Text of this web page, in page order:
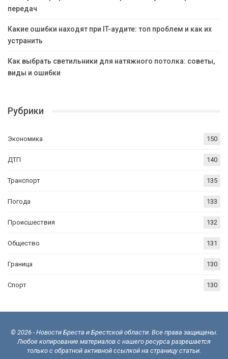
передач
Какие ошибки находят при IT-аудите: топ проблем и как их
устранить
Как выбрать светильники для натяжного потолка: советы,
виды и ошибки
Рубрики
Экономика 150
ДТП 140
Транспорт 135
Погода 133
Происшествия 132
Общество 131
Граница 130
Спорт 130
© 2026 - Новости Бреста и Брестской области. Все права защищены.
Любое копирование материалов с нашего ресурса разрешается
только с обратной активной ссылкой на страницу статьи.